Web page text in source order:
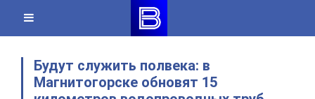
content
Будут служить полвека: в
Магнитогорске обновят 15